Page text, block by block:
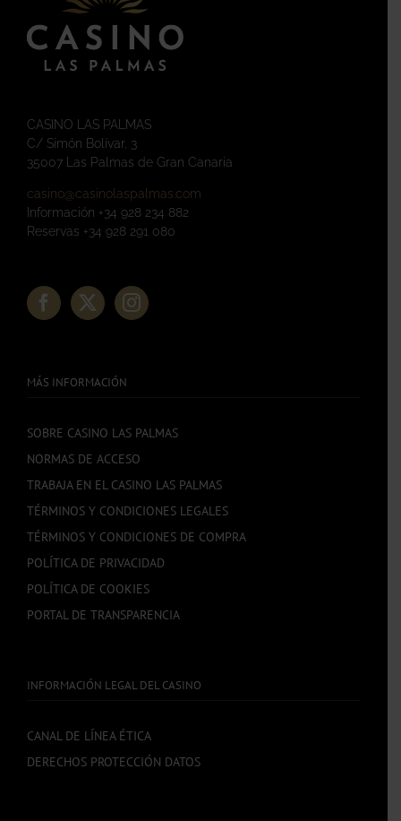
CASINO LAS PALMAS
C/ Simón Bolívar, 3
35007 Las Palmas de Gran Canaria
casino@casinolaspalmas.com
Información +34 928 234 882
Reservas +34 928 291 080
MÁS INFORMACIÓN
SOBRE CASINO LAS PALMAS
NORMAS DE ACCESO
TRABAJA EN EL CASINO LAS PALMAS
TÉRMINOS Y CONDICIONES LEGALES
TÉRMINOS Y CONDICIONES DE COMPRA
POLÍTICA DE PRIVACIDAD
POLÍTICA DE COOKIES
PORTAL DE TRANSPARENCIA
INFORMACIÓN LEGAL DEL CASINO
CANAL DE LÍNEA ÉTICA
DERECHOS PROTECCIÓN DATOS